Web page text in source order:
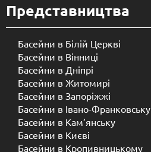
Представництва
Басейни в Білій Церкві
Басейни в Вінниці
Басейни в Дніпрі
Басейни в Житомирі
Басейни в Запоріжжі
Басейни в Івано-Франковську
Басейни в Кам’янську
Басейни в Києві
Басейни в Кропивницькому